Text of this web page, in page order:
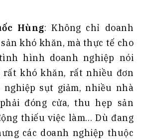
Hùng: Không chỉ doanh
khó khăn, mà thực tế cho
hình doanh nghiệp nói
rất khó khăn, rất nhiều đơn
nghiệp sụt giảm, nhiều nhà
đóng cửa, thu hẹp sản
thiếu việc làm… Dù đang
các doanh nghiệp thuộc